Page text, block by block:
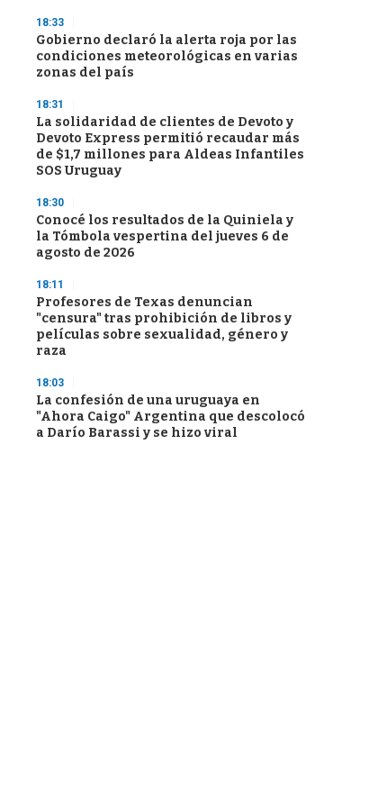
18:33
Gobierno declaró la alerta roja por las
condiciones meteorológicas en varias
zonas del país
18:31
La solidaridad de clientes de Devoto y
Devoto Express permitió recaudar más
de $1,7 millones para Aldeas Infantiles
SOS Uruguay
18:30
Conocé los resultados de la Quiniela y
la Tómbola vespertina del jueves 6 de
agosto de 2026
18:11
Profesores de Texas denuncian
"censura" tras prohibición de libros y
películas sobre sexualidad, género y
raza
18:03
La confesión de una uruguaya en
"Ahora Caigo" Argentina que descolocó
a Darío Barassi y se hizo viral